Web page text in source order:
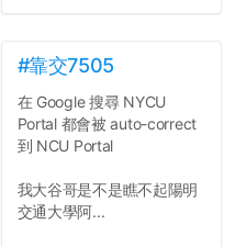
#靠交7505
在 Google 搜尋 NYCU
Portal 都會被 auto-correct
到 NCU Portal
我大谷哥是不是瞧不起陽明
交通大學阿...